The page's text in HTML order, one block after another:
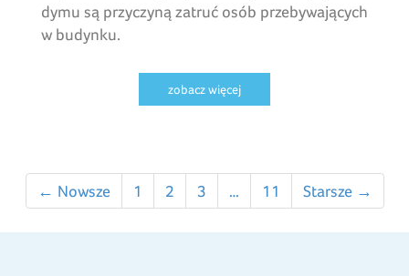
dymu są przyczyną zatruć osób przebywających
w budynku.
zobacz więcej
← Nowsze 1 2 3 … 11 Starsze →